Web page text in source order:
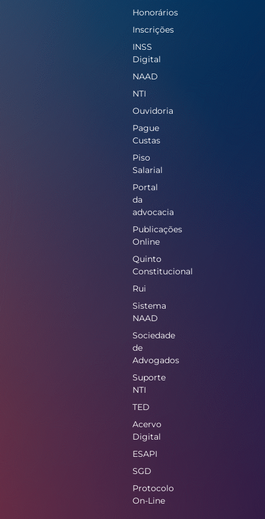
Honorários
Inscrições
INSS
Digital
NAAD
NTI
Ouvidoria
Pague
Custas
Piso
Salarial
Portal
da
advocacia
Publicações
Online
Quinto
Constitucional
Rui
Sistema
NAAD
Sociedade
de
Advogados
Suporte
NTI
TED
Acervo
Digital
ESAPI
SGD
Protocolo
On-Line